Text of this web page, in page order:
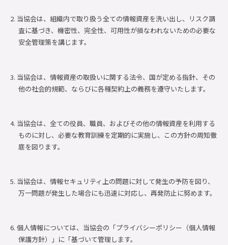
2. 当協会は、組織内で取り扱う全ての情報資産を洗い出し、リスク調
査に基づき、機密性、完全性、可用性が損なわれないための必要な
安全管理策を講じます。
3. 当協会は、情報資産の取扱いに関する法令、国が定める指針、その
他の社会的規範、ならびに各種契約上の義務を遵守いたします。
4. 当協会は、全ての役員、職員、およびその他の情報資産を利用する
ものに対し、必要な教育訓練を定期的に実施し、この方針の周知徹
底を図ります。
5. 当協会は、情報セキュリティ上の問題に対して発生の予防を図り、
万一問題が発生した場合にも迅速に対応し、再発防止に努めます。
6. 個人情報については、当協会の「プライバシーポリシー（個人情報
保護方針）」に「基づいて管理します。